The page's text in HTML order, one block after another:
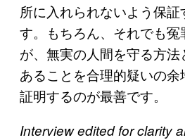
所に入れられないよう保
す。もちろん、それでも
が、無実の人間を守る方
あることを合理的疑いの
証明するのが最善です。
Interview edited for clarity